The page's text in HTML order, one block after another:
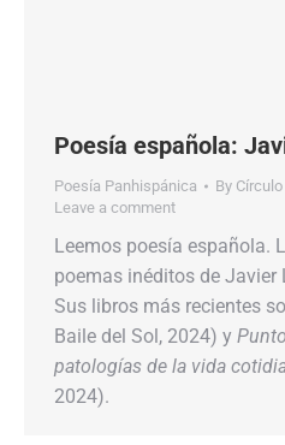
Poesía española:
Poesía Panhispánica By
Leave a comment
Leemos poesía española.
poemas inéditos de Javier
Sus libros más recientes
Baile del Sol, 2024) y
patologías de la vida
2024).